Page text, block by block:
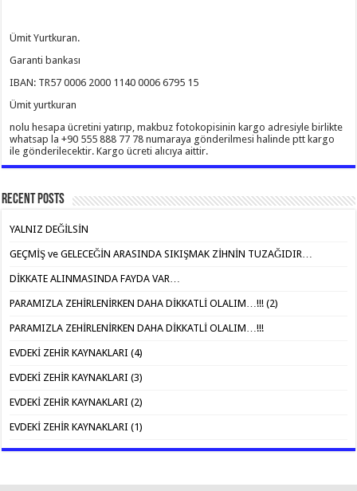
Ümit Yurtkuran.
Garanti bankası
IBAN: TR57 0006 2000 1140 0006 6795 15
Ümit yurtkuran
nolu hesapa ücretini yatırıp, makbuz fotokopisinin kargo adresiyle birlikte
whatsap la +90 555 888 77 78 numaraya gönderilmesi halinde ptt kargo
ile gönderilecektir. Kargo ücreti alıcıya aittir.
Recent Posts
YALNIZ DEĞİLSİN
GEÇMİŞ ve GELECEĞİN ARASINDA SIKIŞMAK ZİHNİN TUZAĞIDIR…
DİKKATE ALINMASINDA FAYDA VAR…
PARAMIZLA ZEHİRLENİRKEN DAHA DİKKATLİ OLALIM…!!! (2)
PARAMIZLA ZEHİRLENİRKEN DAHA DİKKATLİ OLALIM…!!!
EVDEKİ ZEHİR KAYNAKLARI (4)
EVDEKİ ZEHİR KAYNAKLARI (3)
EVDEKİ ZEHİR KAYNAKLARI (2)
EVDEKİ ZEHİR KAYNAKLARI (1)